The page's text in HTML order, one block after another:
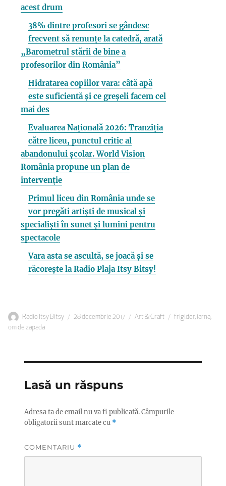
acest drum
38% dintre profesori se gândesc
frecvent să renunțe la catedră, arată
„Barometrul stării de bine a
profesorilor din România”
Hidratarea copiilor vara: câtă apă
este suficientă și ce greșeli facem cel
mai des
Evaluarea Națională 2026: Tranziția
către liceu, punctul critic al
abandonului școlar. World Vision
România propune un plan de
intervenție
Primul liceu din România unde se
vor pregăti artiști de musical și
specialiști în sunet și lumini pentru
spectacole
Vara asta se ascultă, se joacă și se
răcorește la Radio Plaja Itsy Bitsy!
Autor
Radio Itsy Bitsy
Publicat
28 decembrie 2017 Categorii
Art & Craft Etichete
frigider, iarna,
om de zapada
Lasă un răspuns
Adresa ta de email nu va fi publicată.Câmpurile
obligatorii sunt marcate cu *
COMENTARIU *